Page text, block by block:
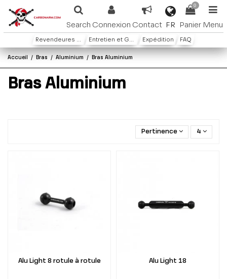
Search Connexion Contact FR
0
Panier Menu
Revendeures ou distributeures Entretien et Garantie Expédition FAQ
Accueil Bras Aluminium Bras Aluminium
Bras Aluminium
Pertinence 4
Alu Light 8 rotule à rotule Alu Light 18